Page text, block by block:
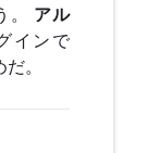
アル
インで
。